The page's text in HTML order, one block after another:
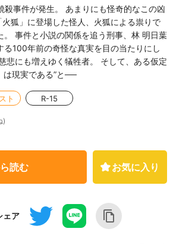
事件が発生。 あまりにも怪奇的なこの凶
狐」に登場した怪人、火狐による祟りで
。 事件と小説の関係を追う刑事、林 明日葉
る100年前の奇怪な真実を目の当たりにし
悲にも増えゆく犠牲者。 そして、ある仮定
は現実である”と──
ト R-15
)
読む お気に入り
ェア